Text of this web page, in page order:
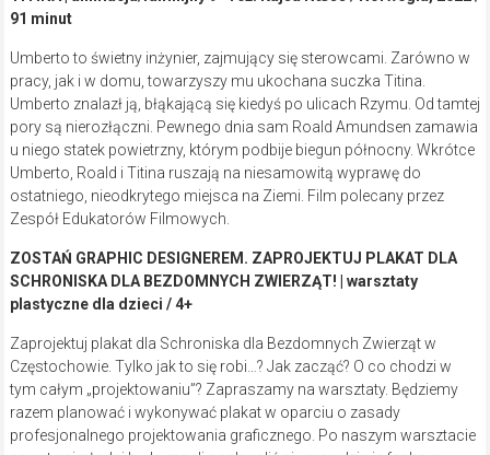
91 minut
Umberto to świetny inżynier, zajmujący się sterowcami. Zarówno w
pracy, jak i w domu, towarzyszy mu ukochana suczka Titina.
Umberto znalazł ją, błąkającą się kiedyś po ulicach Rzymu. Od tamtej
pory są nierozłączni. Pewnego dnia sam Roald Amundsen zamawia
u niego statek powietrzny, którym podbije biegun północny. Wkrótce
Umberto, Roald i Titina ruszają na niesamowitą wyprawę do
ostatniego, nieodkrytego miejsca na Ziemi. Film polecany przez
Zespół Edukatorów Filmowych.
ZOSTAŃ GRAPHIC DESIGNEREM. ZAPROJEKTUJ PLAKAT DLA
SCHRONISKA DLA BEZDOMNYCH ZWIERZĄT! | warsztaty
plastyczne dla dzieci / 4+
Zaprojektuj plakat dla Schroniska dla Bezdomnych Zwierząt w
Częstochowie. Tylko jak to się robi…? Jak zacząć? O co chodzi w
tym całym „projektowaniu”? Zapraszamy na warsztaty. Będziemy
razem planować i wykonywać plakat w oparciu o zasady
profesjonalnego projektowania graficznego. Po naszym warsztacie